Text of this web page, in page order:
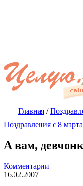
Главная /
Поздравления с 8 марта
А вам,
Комментарии
16.02.2007